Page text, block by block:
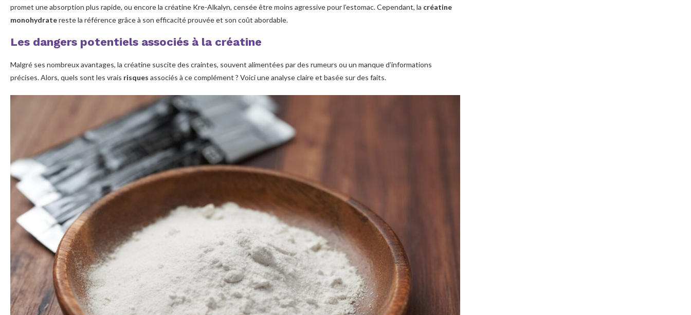
Précautions à prendre avant
d’utiliser la créatine
Comment utiliser la créatine en
Les dosages recommandés pour
Moment idéal pour prendre de la
Importance de l’hydratation
promet une absorption plus rapide, ou encore la créatine Kre-Alkalyn, censée être moins agressive pour l’estomac. Cependant, la créatine
monohydratereste la référence grâce à son efficacité prouvée et son coût abordable.
Les dangers potentiels associés à la créatine
Malgré ses nombreux avantages, la créatine suscite des craintes, souvent alimentées par des rumeurs ou un manque d’informations
précises. Alors, quels sont les vrais risques associés à ce complément ? Voici une analyse claire et basée sur des faits.